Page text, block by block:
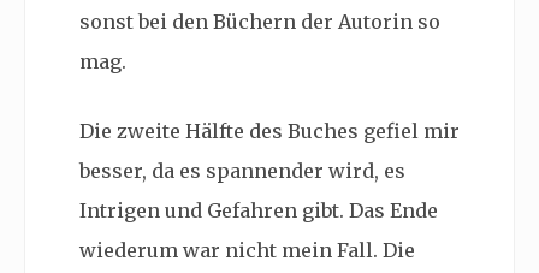
sonst bei den Büchern der Autorin so
mag.
Die zweite Hälfte des Buches gefiel mir
besser, da es spannender wird, es
Intrigen und Gefahren gibt. Das Ende
wiederum war nicht mein Fall. Die